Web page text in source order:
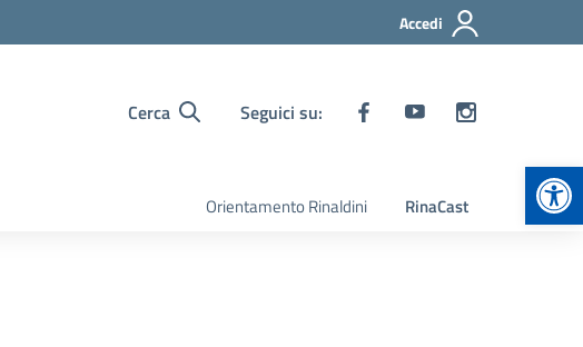
Accedi
Cerca Seguici su:
Orientamento Rinaldini RinaCast